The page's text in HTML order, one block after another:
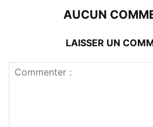
AUCUN
LAISSER UN